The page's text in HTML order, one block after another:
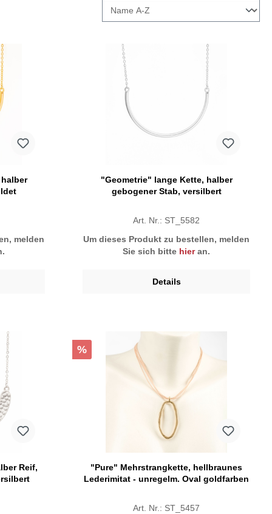
melden
"Geometrie" lange Kette, halber
gebogener Stab, versilbert
Art. Nr.: ST_5582
Um dieses Produkt zu bestellen, melden
Sie sich bitte hieran.
Details
Reif,
%
"Pure" Mehrstrangkette, hellbraunes
Lederimitat - unregelm. Oval goldfarben
Art. Nr.: ST_5457